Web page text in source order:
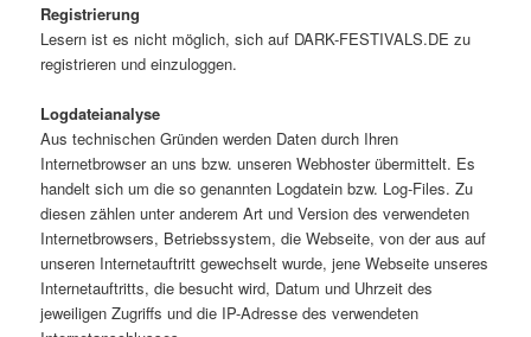
Registrierung
Lesern ist es nicht möglich, sich auf DARK-FESTIVALS.DE zu
registrieren und einzuloggen.
Logdateianalyse
Aus technischen Gründen werden Daten durch Ihren
Internetbrowser an uns bzw. unseren Webhoster übermittelt. Es
handelt sich um die so genannten Logdatein bzw. Log-Files. Zu
diesen zählen unter anderem Art und Version des verwendeten
Internetbrowsers, Betriebssystem, die Webseite, von der aus auf
unseren Internetauftritt gewechselt wurde, jene Webseite unseres
Internetauftritts, die besucht wird, Datum und Uhrzeit des
jeweiligen Zugriffs und die IP-Adresse des verwendeten